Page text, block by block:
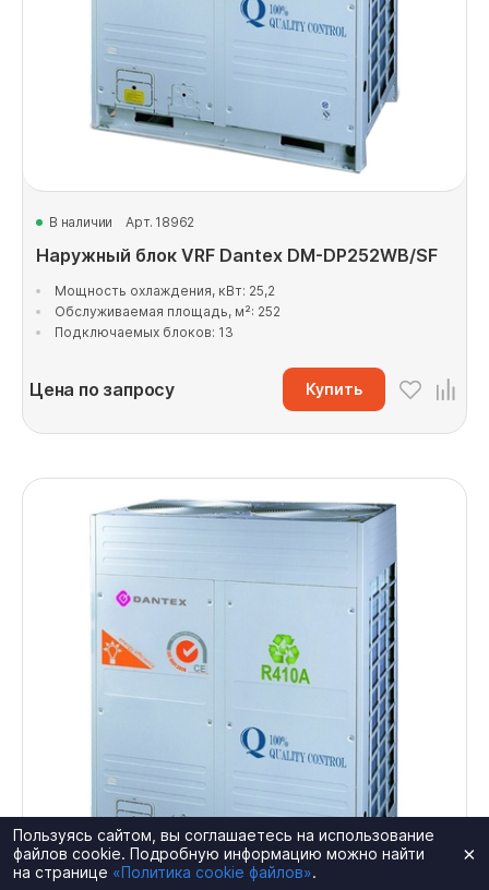
В наличии Арт. 18962
Наружный блок VRF Dantex DM-DP252WB/SF
Мощность охлаждения, кВт: 25,2
Обслуживаемая площадь, м²: 252
Подключаемых блоков: 13
Цена по запросу Купить
×
Пользуясь сайтом, вы соглашаетесь на использование
файлов cookie. Подробную информацию можно найти
на странице «Политика cookie файлов».